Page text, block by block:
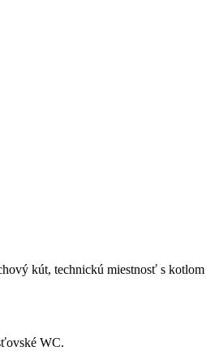
kút, technickú miestnosť s kotlom
WC.